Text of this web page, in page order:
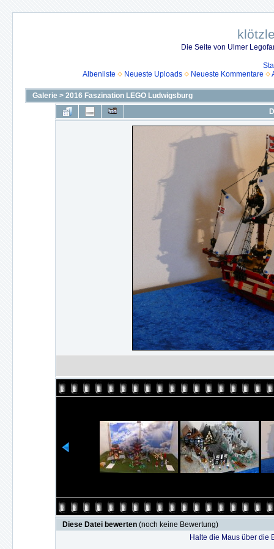
Die Seite von Ulmer
Albenliste
Neueste Uploads Neueste Kommentare
Galerie > 2016 Faszination LEGO Ludwigsburg
Diese Datei bewerten (noch keine Bewertung)
Halte die Maus über die